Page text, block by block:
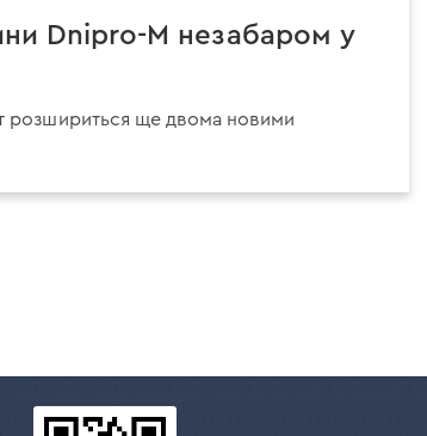
Dnipro-M незабаром у
розшириться ще двома новими